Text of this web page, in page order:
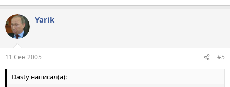
Yarik
11 Сен 2005 #5
Dasty написал(а):